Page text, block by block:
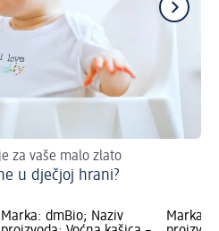
za vaše malo zlato
u dječjoj hrani?
Marka: dmBio; Naziv
Marka: